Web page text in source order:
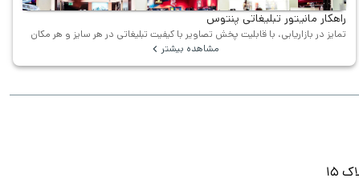
راهکار مانیتور تبلیغاتی پنتوس
تمایز در بازاریابی، با قابلیت پخش تصاویر با کیفیت تبلیغاتی در هر سایز و هر مکان
مشاهده بیشتر
۱۵